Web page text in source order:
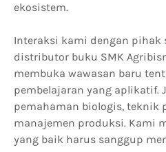
ekosistem.
Interaksi kami dengan pihak
distributor buku SMK
membuka wawasan baru
pembelajaran yang aplikatif.
pemahaman biologis, teknik
manajemen produksi. Kami
yang baik harus sanggup